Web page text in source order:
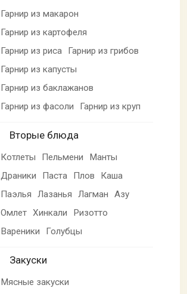
Гарнир из макарон
Гарнир из картофеля
Гарнир из риса
Гарнир из грибов
Гарнир из капусты
Гарнир из баклажанов
Гарнир из фасоли
Гарнир из круп
Вторые блюда
Котлеты Пельмени
Манты
Драники
Паста Плов
Каша
Паэлья
Лазанья Лагман
Азу
Омлет Хинкали
Ризотто
Вареники
Голубцы
Закуски
Мясные закуски